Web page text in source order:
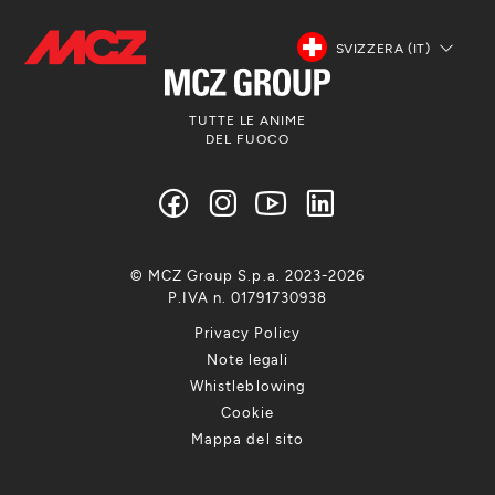
SVIZZERA (IT)
TUTTE LE ANIME
DEL FUOCO
Privacy Policy
Note legali
Whistleblowing
Cookie
Mappa del sito
© MCZ Group S.p.a. 2023-2026
P.IVA n. 01791730938